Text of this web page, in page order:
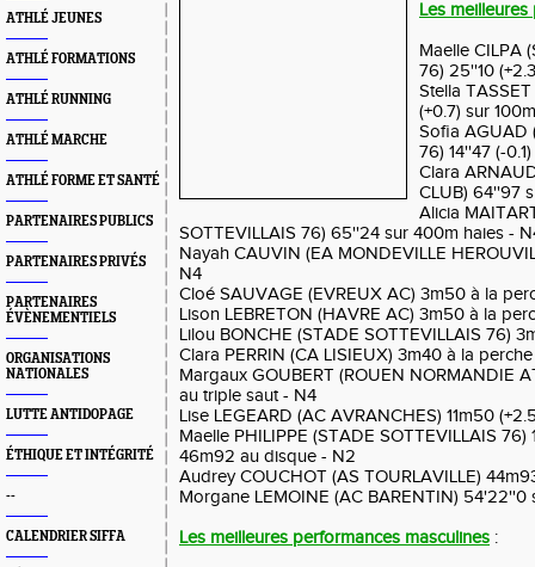
ATHLÉ JEUNES
ATHLÉ FORMATIONS
ATHLÉ RUNNING
ATHLÉ MARCHE
ATHLÉ FORME ET SANTÉ
PARTENAIRES PUBLICS
PARTENAIRES PRIVÉS
PARTENAIRES
ÉVÈNEMENTIELS
ORGANISATIONS
NATIONALES
LUTTE ANTIDOPAGE
ÉTHIQUE ET INTÉGRITÉ
--
CALENDRIER SIFFA
Les
Maelle CILPA
76) 25''10
Stella
(+0.7) sur
Sofia AGUAD
76) 14''47 (-
Clara
CLUB) 64''97
Alicia
SOTTEVILLAIS 76) 65''24 sur 400m haies -
Nayah CAUVIN (EA MONDEVILLE
N4
Cloé SAUVAGE (EVREUX AC) 3m50 à la
Lison LEBRETON (HAVRE AC) 3m50 à la
Lilou BONCHE (STADE SOTTEVILLAIS 76)
Clara PERRIN (CA LISIEUX) 3m40 à la
Margaux GOUBERT (ROUEN NORMANDIE
au triple saut - N4
Lise LEGEARD (AC AVRANCHES) 11m50
Maelle PHILIPPE (STADE SOTTEVILLAIS
46m92 au disque - N2
Audrey COUCHOT (AS TOURLAVILLE)
Morgane LEMOINE (AC BARENTIN)
Les meilleures performances masculines :